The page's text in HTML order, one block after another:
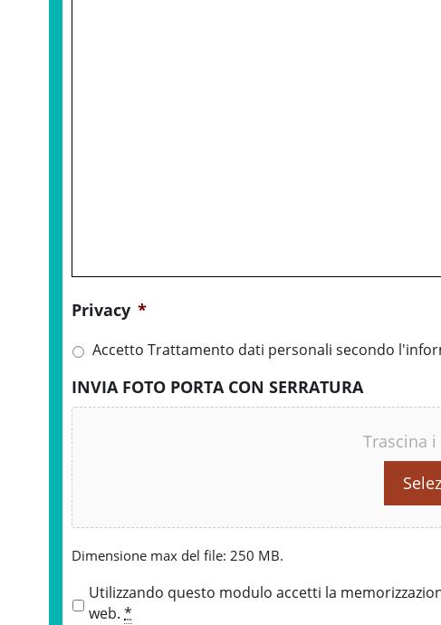
Privacy *
Accetto Trattamento dati personali secondo
INVIA FOTO PORTA CON SERRATURA
Trascina
Dimensione max del file: 250 MB.
r
Utilizzando questo modulo accetti la
web. *